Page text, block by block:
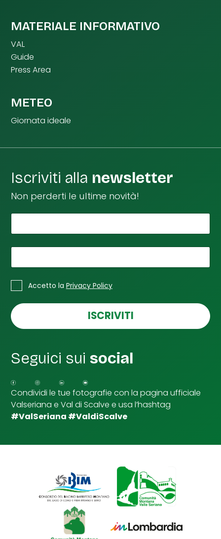
MATERIALE INFORMATIVO
VAL
Guide
Press Area
METEO
Giornata ideale
Iscriviti alla newsletter
Non perderti le ultime novità!
o
m
*
o
e
C
a
e
l
i
p
u
n
t
a
* Accetto la Privacy Policy
ISCRIVITI
Seguici suisocial
Condividi le tue fotografie con la pagina ufficiale
Valseriana e Val di Scalve e usa l’hashtag
#ValSeriana #ValdiScalve